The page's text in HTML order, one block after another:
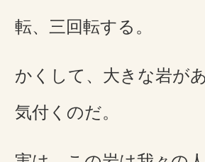
転、三回転する。
かくして、大きな岩が
気付くのだ。